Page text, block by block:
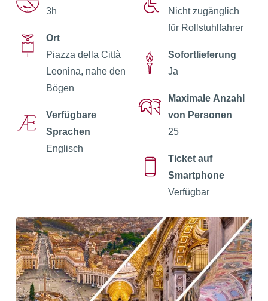
3h
Ort
Piazza della Città
Leonina, nahe den
Bögen
Verfügbare
Sprachen
Englisch
Nicht zugänglich
für Rollstuhlfahrer
Sofortlieferung
Ja
Maximale Anzahl
von Personen
25
Ticket auf
Smartphone
Verfügbar